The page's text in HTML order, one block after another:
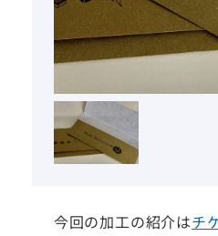
今回の加工の紹介はチ